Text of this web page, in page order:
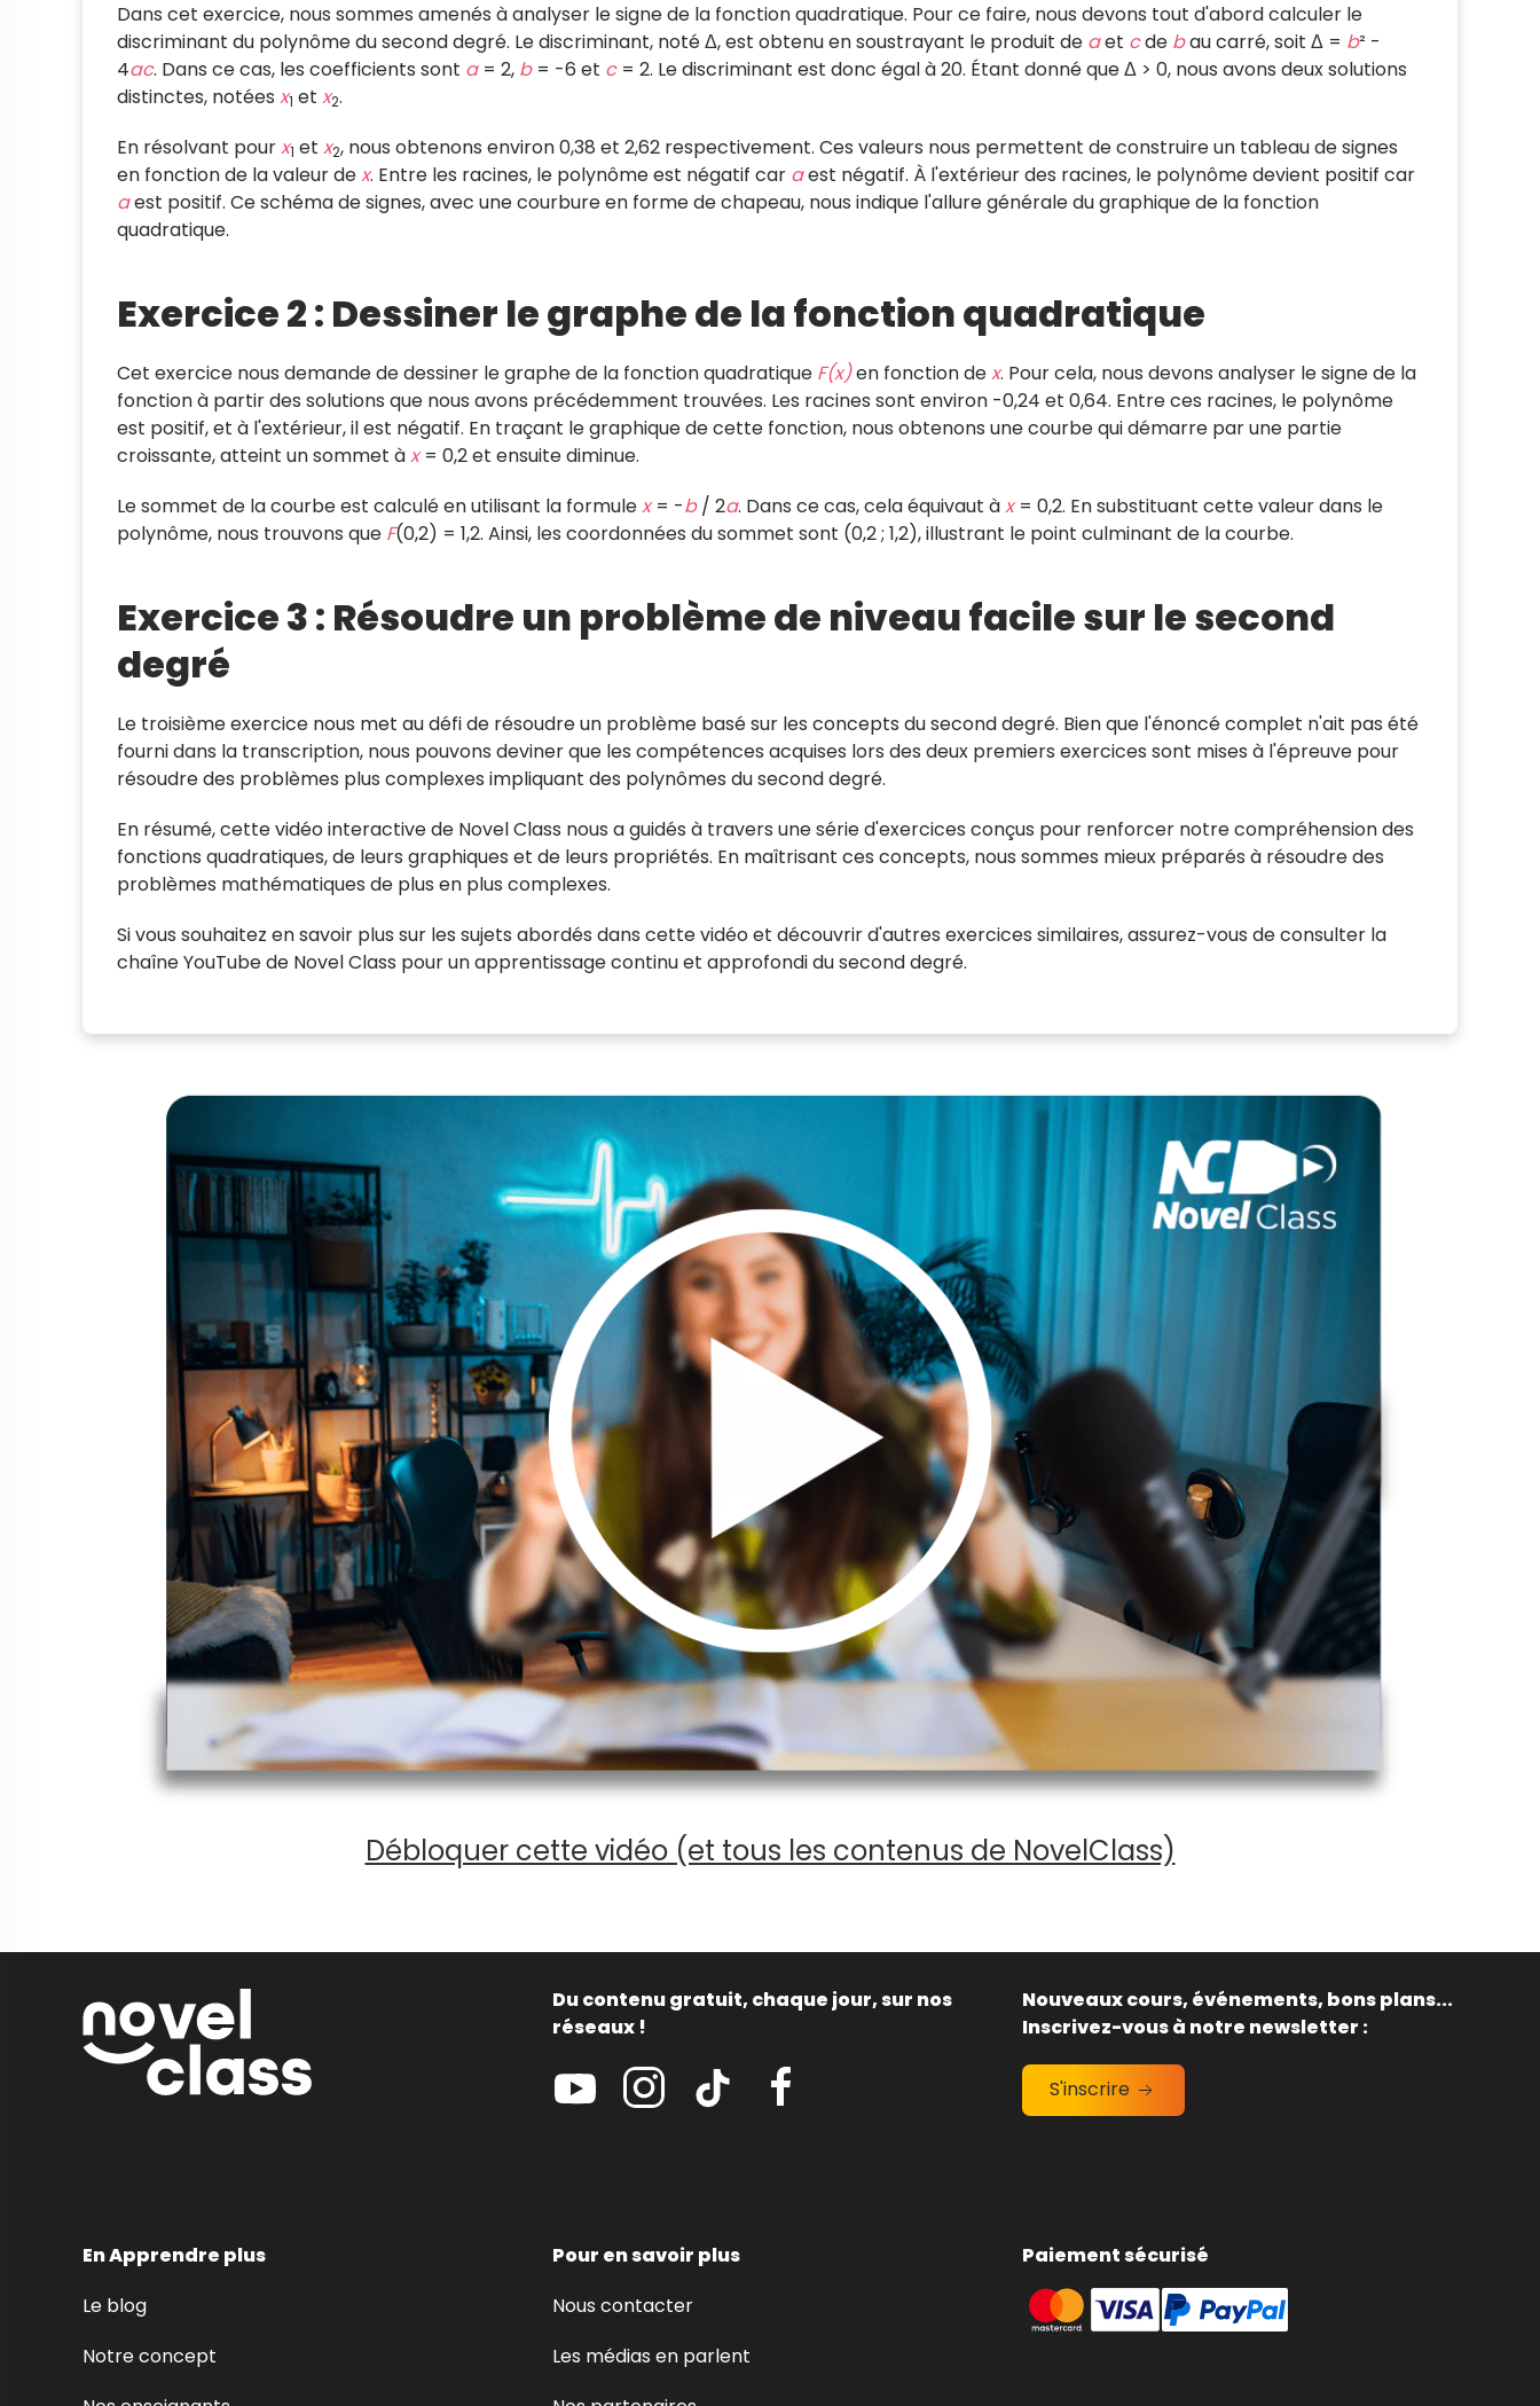
Dans cet exercice, nous sommes amenés à analyser le signe de la fonction quadratique. Pour ce faire, nous devons tout d'abord calculer le
discriminant du polynôme du second degré. Le discriminant, noté Δ, est obtenu en soustrayant le produit de aet cde bau carré, soit Δ = b² -
4ac. Dans ce cas, les coefficients sont a= 2, b= -6 et c= 2. Le discriminant est donc égal à 20. Étant donné que Δ > 0, nous avons deux solutions
distinctes, notées x1 et x2.
En résolvant pourx1 et x2, nous obtenons environ 0,38 et 2,62 respectivement. Ces valeurs nous permettent de construire un tableau de signes
en fonction de la valeur dex. Entre les racines, le polynôme est négatif car aest négatif. À l'extérieur des racines, le polynôme devient positif car
aest positif. Ce schéma de signes, avec une courbure en forme de chapeau, nous indique l'allure générale du graphique de la fonction
quadratique.
Exercice 2 : Dessiner le graphe de la fonction quadratique
Cet exercice nous demande de dessiner le graphe de la fonction quadratique F(x)en fonction dex. Pour cela, nous devons analyser le signe de la
fonction à partir des solutions que nous avons précédemment trouvées. Les racines sont environ -0,24 et 0,64. Entre ces racines, le polynôme
est positif, et à l'extérieur, il est négatif. En traçant le graphique de cette fonction, nous obtenons une courbe qui démarre par une partie
croissante, atteint un sommet àx= 0,2 et ensuite diminue.
Le sommet de la courbe est calculé en utilisant la formulex= -b/ 2a. Dans ce cas, cela équivaut àx= 0,2. En substituant cette valeur dans le
polynôme, nous trouvons que F(0,2) = 1,2. Ainsi, les coordonnées du sommet sont (0,2 ; 1,2), illustrant le point culminant de la courbe.
Exercice 3 : Résoudre un problème de niveau facile sur le second
degré
Le troisième exercice nous met au défi de résoudre un problème basé sur les concepts du second degré. Bien que l'énoncé complet n'ait pas été
fourni dans la transcription, nous pouvons deviner que les compétences acquises lors des deux premiers exercices sont mises à l'épreuve pour
résoudre des problèmes plus complexes impliquant des polynômes du second degré.
En résumé, cette vidéo interactive de Novel Class nous a guidés à travers une série d'exercices conçus pour renforcer notre compréhension des
fonctions quadratiques, de leurs graphiques et de leurs propriétés. En maîtrisant ces concepts, nous sommes mieux préparés à résoudre des
problèmes mathématiques de plus en plus complexes.
Si vous souhaitez en savoir plus sur les sujets abordés dans cette vidéo et découvrir d'autres exercices similaires, assurez-vous de consulter la
chaîne YouTube de Novel Class pour un apprentissage continu et approfondi du second degré.
Débloquer cette vidéo (et tous les contenus de NovelClass)
Du contenu gratuit, chaque jour, sur nos
réseaux !
Nouveaux cours, événements, bons plans...
Inscrivez-vous à notre newsletter :
S'inscrire
En Apprendre plus
Le blog
Notre concept
Pour en savoir plus
Nous contacter
Les médias en parlent
Paiement sécurisé